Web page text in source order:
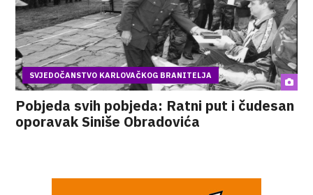
SVJEDOČANSTVO KARLOVAČKOG BRANITELJA
Pobjeda svih pobjeda: Ratni put i čudesan
oporavak Siniše Obradovića